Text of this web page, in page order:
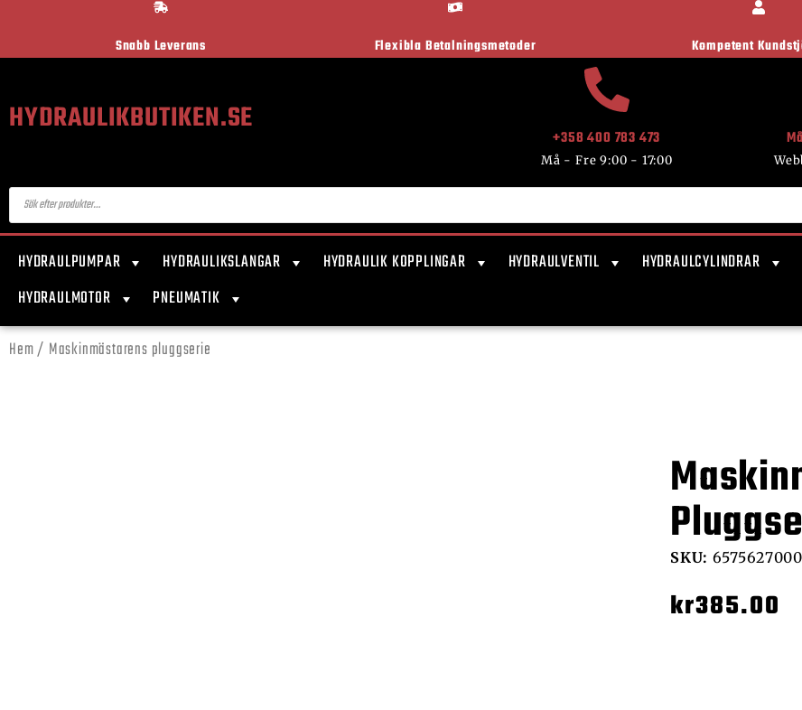
Snabb Leverans Flexibla Betalningsmetoder Kompetent
HYDRAULIKBUTIKEN.SE +358 400 783 473
Må - Fre 9:00 - 17:00
HYDRAULPUMPAR HYDRAULIKSLANGAR HYDRAULIK KOPPLINGAR HYDRAULVENTIL HYDRAULCYLINDRAR
HYDRAULMOTOR
PNEUMATIK
Hem/ Maskinmästarens pluggserie
SKU:
kr385.00